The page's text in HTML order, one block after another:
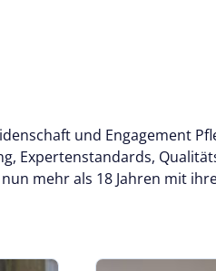
und Engagement
Expertenstandards,
mehr als 18 Jahren mit